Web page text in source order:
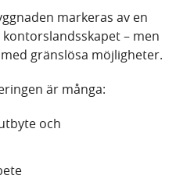
markeras av en
– men
gränslösa möjligheter.
är många:
och